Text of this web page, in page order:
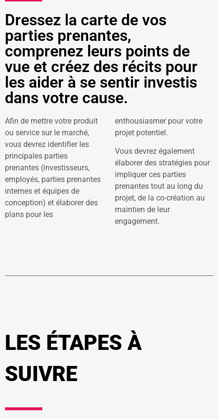
Dressez la carte de vos
parties prenantes,
comprenez leurs points de
vue et créez des récits pour
les aider à se sentir investis
dans votre cause.
Afin de mettre votre produit
ou service sur le marché,
vous devrez identifier les
principales parties
prenantes (investisseurs,
employés, parties prenantes
internes et équipes de
conception) et élaborer des
plans pour les
enthousiasmer pour votre
projet potentiel.
Vous devrez également
élaborer des stratégies pour
impliquer ces parties
prenantes tout au long du
projet, de la co-création au
maintien de leur
engagement.
LES ÉTAPES À
SUIVRE